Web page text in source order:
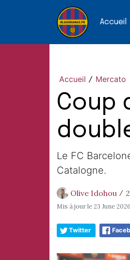
Accueil
Accueil / Mercato
Coup
Le FC
Catalogne.
Olive Idohou /
Mis à jour le23 June
Twitter